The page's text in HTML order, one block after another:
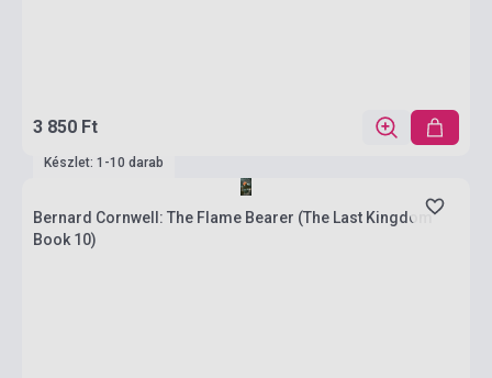
3 850 Ft
Készlet: 1-10 darab
Bernard Cornwell: The Flame Bearer (The Last Kingdom
Book 10)